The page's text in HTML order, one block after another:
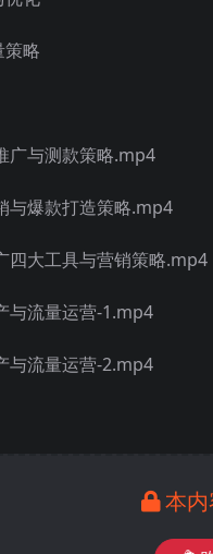
策略
广与测款策略.mp4
与爆款打造策略.mp4
四大工具与营销策略.mp4
与流量运营-1.mp4
与流量运营-2.mp4
本